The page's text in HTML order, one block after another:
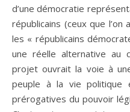
d’une démocratie
républicains (ceux que
les « républicains
une réelle alternative au
projet ouvrait la voie à
peuple à la vie politique
prérogatives du pouvoir